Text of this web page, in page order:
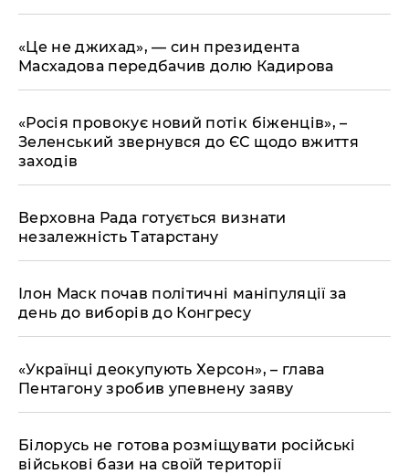
«Це не джихад», — син президента
Масхадова передбачив долю Кадирова
«Росія провокує новий потік біженців», –
Зеленський звернувся до ЄС щодо вжиття
заходів
Верховна Рада готується визнати
незалежність Татарстану
Ілон Маск почав політичні маніпуляції за
день до виборів до Конгресу
«Українці деокупують Херсон», – глава
Пентагону зробив упевнену заяву
Білорусь не готова розміщувати російські
військові бази на своїй території